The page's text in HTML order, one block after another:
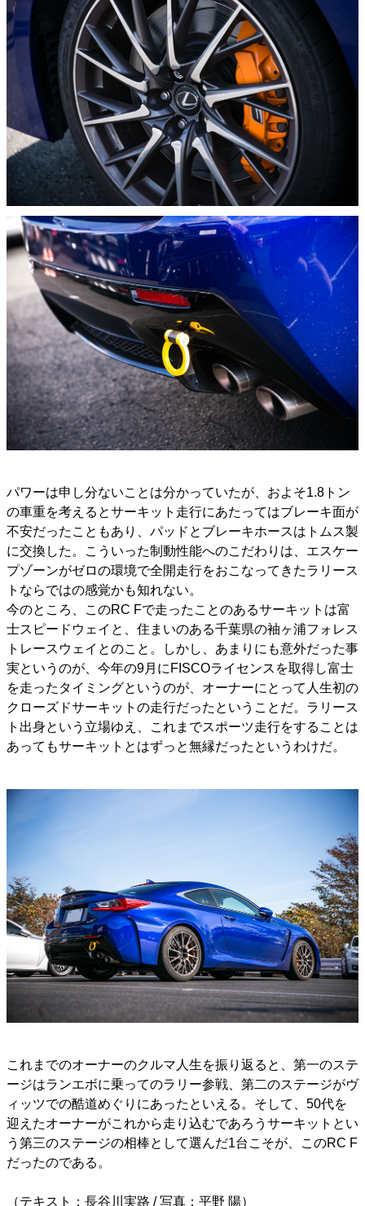
パワーは申し分ないことは分かっていたが、およそ1.8トン
の車重を考えるとサーキット走行にあたってはブレーキ面が
不安だったこともあり、パッドとブレーキホースはトムス製
に交換した。こういった制動性能へのこだわりは、エスケー
プゾーンがゼロの環境で全開走行をおこなってきたラリース
トならではの感覚かも知れない。
今のところ、このRC Fで走ったことのあるサーキットは富
士スピードウェイと、住まいのある千葉県の袖ヶ浦フォレス
トレースウェイとのこと。しかし、あまりにも意外だった事
実というのが、今年の9月にFISCOライセンスを取得し富士
を走ったタイミングというのが、オーナーにとって人生初の
クローズドサーキットの走行だったということだ。ラリース
ト出身という立場ゆえ、これまでスポーツ走行をすることは
あってもサーキットとはずっと無縁だったというわけだ。
これまでのオーナーのクルマ人生を振り返ると、第一のステ
ージはランエボに乗ってのラリー参戦、第二のステージがヴ
ィッツでの酷道めぐりにあったといえる。そして、50代を
迎えたオーナーがこれから走り込むであろうサーキットとい
う第三のステージの相棒として選んだ1台こそが、このRC F
だったのである。
（テキスト：長谷川実路 / 写真：平野 陽）